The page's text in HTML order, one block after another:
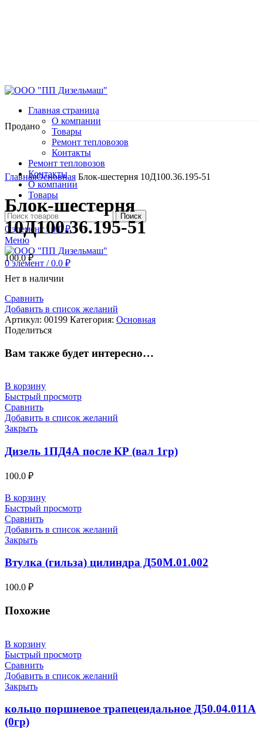
Главная страница
О компании
Товары
Ремонт тепловозов
Контакты
Ремонт тепловозов
Контакты
О компании
Товары
Поиск
0 элемент / 0.0₽
Меню
0элемент / 0.0 ₽
Продано
Нажмите, чтобы увеличить
ГлавнаяОсновная Блок-шестерня 10Д100.36.195-51
Блок-шестерня
10Д100.36.195-51
100.0₽
Нет в наличии
Сравнить
Добавить в список желаний
Артикул: 00199 Категория: Основная
Поделиться
Вам также будет интересно…
В корзину
Быстрый просмотр
Сравнить
Добавить в список желаний
Закрыть
Дизель 1ПД4А после КР (вал 1гр)
100.0 ₽
В корзину
Быстрый просмотр
Сравнить
Добавить в список желаний
Закрыть
Втулка (гильза) цилиндра Д50М.01.002
100.0 ₽
Похожие
В корзину
Быстрый просмотр
Сравнить
Добавить в список желаний
Закрыть
кольцо поршневое трапецеидальное Д50.04.011А
(0гр)